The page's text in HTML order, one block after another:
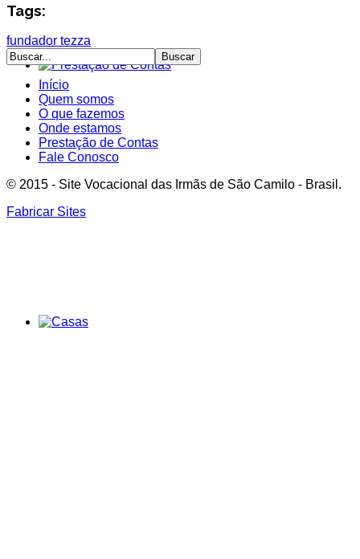
Tags:
fundador tezza
Início
Quem somos
O que fazemos
Onde estamos
Prestação de Contas
Fale Conosco
© 2015 - Site Vocacional das Irmãs de São Camilo - Brasil.
Fabricar Sites